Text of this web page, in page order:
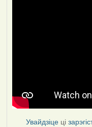
Увайдзіце ці